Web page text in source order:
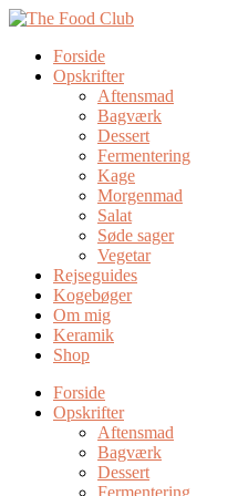
Forside
Opskrifter
Aftensmad
Bagværk
Dessert
Fermentering
Kage
Morgenmad
Salat
Søde sager
Vegetar
Rejseguides
Kogebøger
Om mig
Keramik
Shop
Forside
Opskrifter
Aftensmad
Bagværk
Dessert
Fermentering